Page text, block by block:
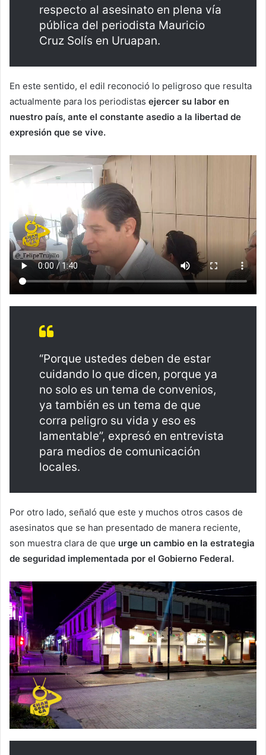
respecto al asesinato en plena vía
pública del periodista Mauricio
Cruz Solís en Uruapan.
En este sentido, el edil reconoció lo peligroso que resulta
actualmente para los periodistas ejercer su labor en
nuestro país, ante el constante asedio a la libertad de
expresión que se vive.
“Porque ustedes deben de estar
cuidando lo que dicen, porque ya
no solo es un tema de convenios,
ya también es un tema de que
corra peligro su vida y eso es
lamentable”, expresó en entrevista
para medios de comunicación
locales.
Por otro lado, señaló que este y muchos otros casos de
asesinatos que se han presentado de manera reciente,
son muestra clara de que urge un cambio en la estrategia
de seguridad implementada por el Gobierno Federal.